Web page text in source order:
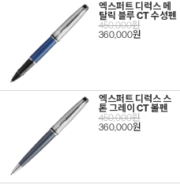
엑스퍼트 디럭스 메
탈릭 블루 CT 수성펜
450,000원
360,000원
엑스퍼트 디럭스 스
톤 그레이 CT 볼펜
450,000원
360,000원